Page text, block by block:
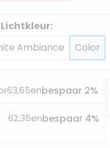
Ambiance Color
63,65enbespaar 2%
62,35enbespaar4%